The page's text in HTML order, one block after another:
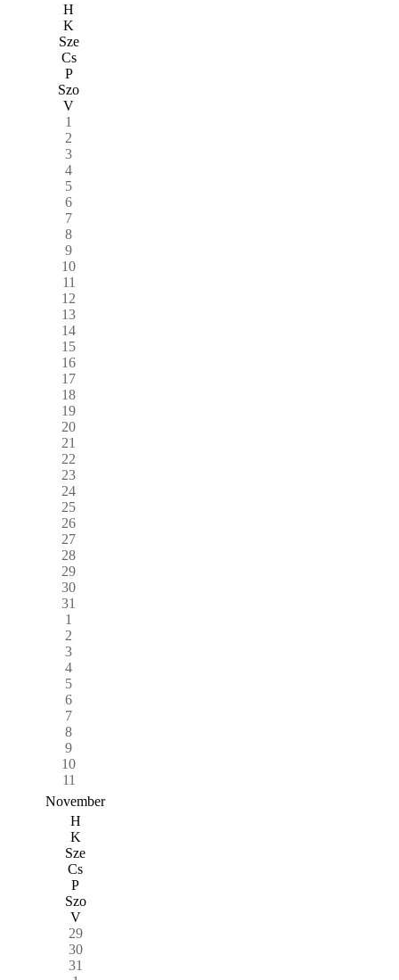
H
K
Sze
Cs
P
Szo
V
1
2
3
4
5
6
7
8
9
10
11
12
13
14
15
16
17
18
19
20
21
22
23
24
25
26
27
28
29
30
31
1
2
3
4
5
6
7
8
9
10
11
November
H
K
Sze
Cs
P
Szo
V
29
30
31